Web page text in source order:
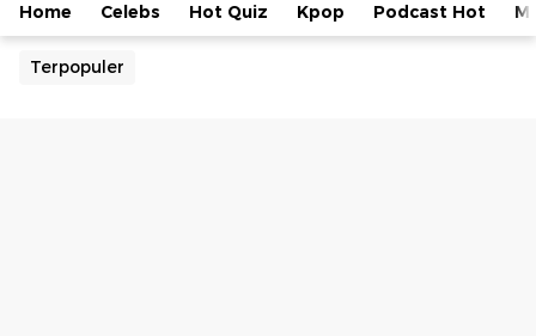
Home Celebs Hot Quiz Kpop Podcast Hot
Terpopuler